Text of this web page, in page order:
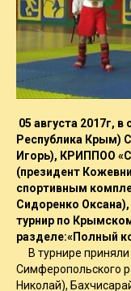
05 августа 2017г,
Республика Крым)
Игорь), КРИППОО
(президент
спортивным
Сидоренко
турнир по
разделе:«Полный
В турнире приняли
Симферопольского
Николай),